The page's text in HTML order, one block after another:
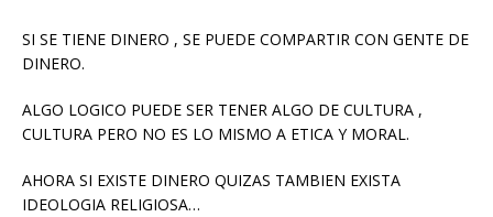
SI SE TIENE DINERO , SE PUEDE COMPARTIR CON GENTE DE
DINERO.
ALGO LOGICO PUEDE SER TENER ALGO DE CULTURA ,
CULTURA PERO NO ES LO MISMO A ETICA Y MORAL.
AHORA SI EXISTE DINERO QUIZAS TAMBIEN EXISTA
IDEOLOGIA RELIGIOSA…